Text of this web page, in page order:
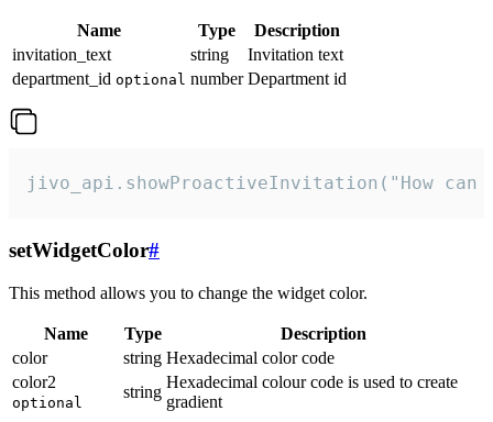
Name Type
Description
invitation_text
string
Invitation text
department_id optional number Department id
jivo_api.showProactiveInvitation("How
setWidgetColor#
This method allows you to change the widget color.
Name Type
Description
color
string Hexadecimal color code
color2
optional
string
Hexadecimal colour code is used to create
gradient